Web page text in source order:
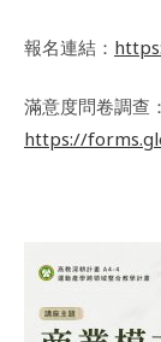
報名連結：
滿意度問卷調查：
https://